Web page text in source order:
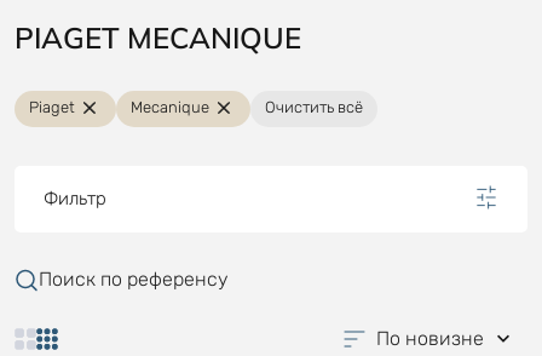
PIAGET MECANIQUE
Piaget Mecanique Очистить всё
Фильтр
Поиск по референсу
По новизне